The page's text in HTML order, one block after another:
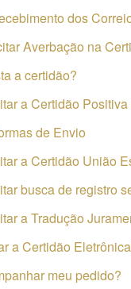
dos
Averbação na
a certidão?
a Certidão
de Envio
a Certidão União
busca de registro
a Tradução
a Certidão
meu pedido?